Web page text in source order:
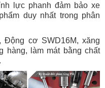
lực phanh đảm bảo xe
duy nhất trong phân
Động cơ SWD16M, xăng
hàng, làm mát bằng chất